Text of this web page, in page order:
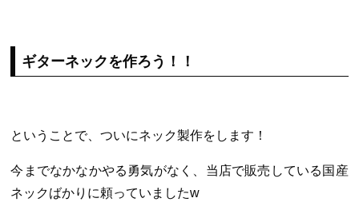
ギターネックを作ろう！！
ということで、ついにネック製作をします！
今までなかなかやる勇気がなく、当店で販売している国産
ネックばかりに頼っていましたw